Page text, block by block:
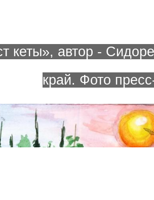
кеты», автор -
край. Фото